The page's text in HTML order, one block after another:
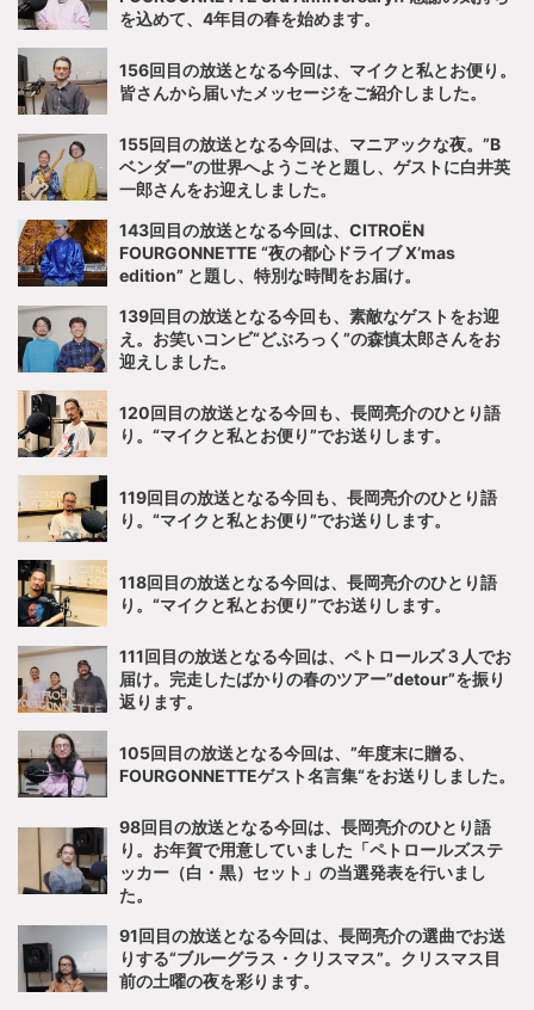
を込めて、4年目の春を始めます。
156回目の放送となる今回は、マイクと私とお便り。
皆さんから届いたメッセージをご紹介しました。
155回目の放送となる今回は、マニアックな夜。”B
ベンダー”の世界へようこそと題し、ゲストに白井英
一郎さんをお迎えしました。
143回目の放送となる今回は、CITROËN
FOURGONNETTE “夜の都心ドライブ X’mas
edition” と題し、特別な時間をお届け。
139回目の放送となる今回も、素敵なゲストをお迎
え。お笑いコンビ“どぶろっく”の森慎太郎さんをお
迎えしました。
120回目の放送となる今回も、長岡亮介のひとり語
り。“マイクと私とお便り”でお送りします。
119回目の放送となる今回も、長岡亮介のひとり語
り。“マイクと私とお便り”でお送りします。
118回目の放送となる今回は、長岡亮介のひとり語
り。“マイクと私とお便り”でお送りします。
111回目の放送となる今回は、ペトロールズ３人でお
届け。完走したばかりの春のツアー”detour”を振り
返ります。
105回目の放送となる今回は、”年度末に贈る、
FOURGONNETTEゲスト名言集“をお送りしました。
98回目の放送となる今回は、長岡亮介のひとり語
り。お年賀で用意していました「ペトロールズステ
ッカー（白・黒）セット」の当選発表を行いまし
た。
91回目の放送となる今回は、長岡亮介の選曲でお送
りする“ブルーグラス・クリスマス”。クリスマス目
前の土曜の夜を彩ります。